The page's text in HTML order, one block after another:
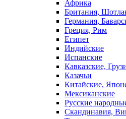
Африка
Британия,
Германия,
Греция, Рим
Египет
Индийские
Испанские
Кавказские,
Казачьи
Китайские,
Мексиканские
Русские
Скандинавия,